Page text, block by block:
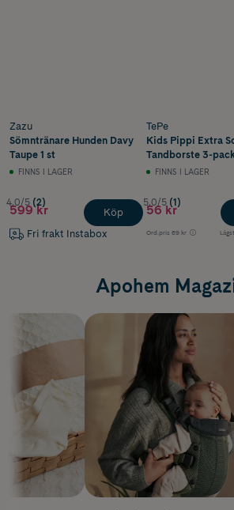
Zazu
Sömntränare Hunden Davy
Taupe 1 st
FINNS I LAGER
4.0/5 (2)
599 kr
Fri frakt Instabox
Köp
TePe
Kids Pippi Extra
Tandborste 3-
FINNS I LAGER
5.0/5 (1)
56 kr
Ord.pris 69 kr
Apohem